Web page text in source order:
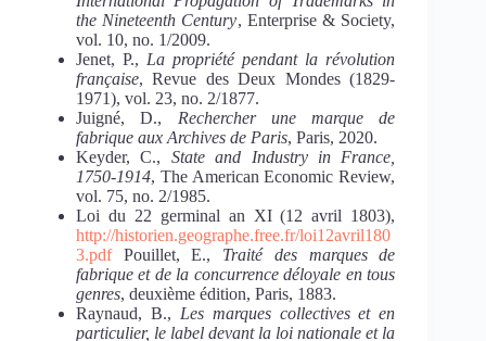
the Nineteenth Century, Enterprise & Society,
vol. 10, no. 1/2009.
Jenet, P., Lapropriétépendant la révolution
française, Revue des Deux Mondes (1829-
1971), vol. 23, no. 2/1877.
Juigné, D., Rechercher une marque de
fabrique aux Archives de Paris, Paris, 2020.
Keyder, C., Stateand Industry in France,
1750-1914, The American Economic Review,
vol. 75, no. 2/1985.
Loi du 22 germinal an XI (12 avril 1803),
http://historien.geographe.free.fr/loi12avril180
3.pdfPouillet, E., Traité des marquesde
fabriqueet de la concurrence déloyale en tous
genres, deuxième édition, Paris, 1883.
Raynaud, B., Les marques collectiveset en
particulier, le label devant la loinationaleet la